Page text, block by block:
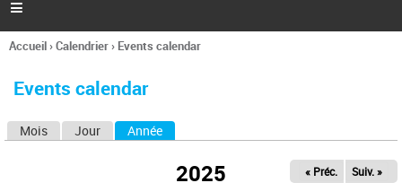
l
h
e

Vous
ici
Accueil›Calendrier› Events calendar
Events calendar
Mois Jour Année
2025 « Préc. Suiv. »